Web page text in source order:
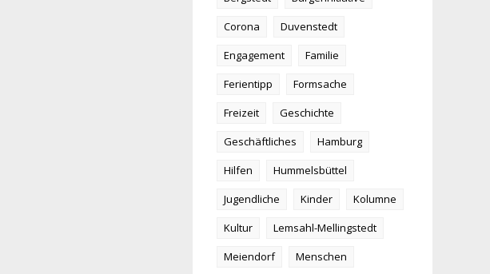
Corona
Duvenstedt
Engagement
Familie
Ferientipp
Formsache
Freizeit
Geschichte
Geschäftliches
Hamburg
Hilfen
Hummelsbüttel
Jugendliche
Kinder
Kolumne
Kultur
Lemsahl-Mellingstedt
Meiendorf
Menschen